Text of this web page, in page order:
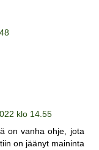
klo 14.55
on vanha ohje, jota
on jäänyt maininta